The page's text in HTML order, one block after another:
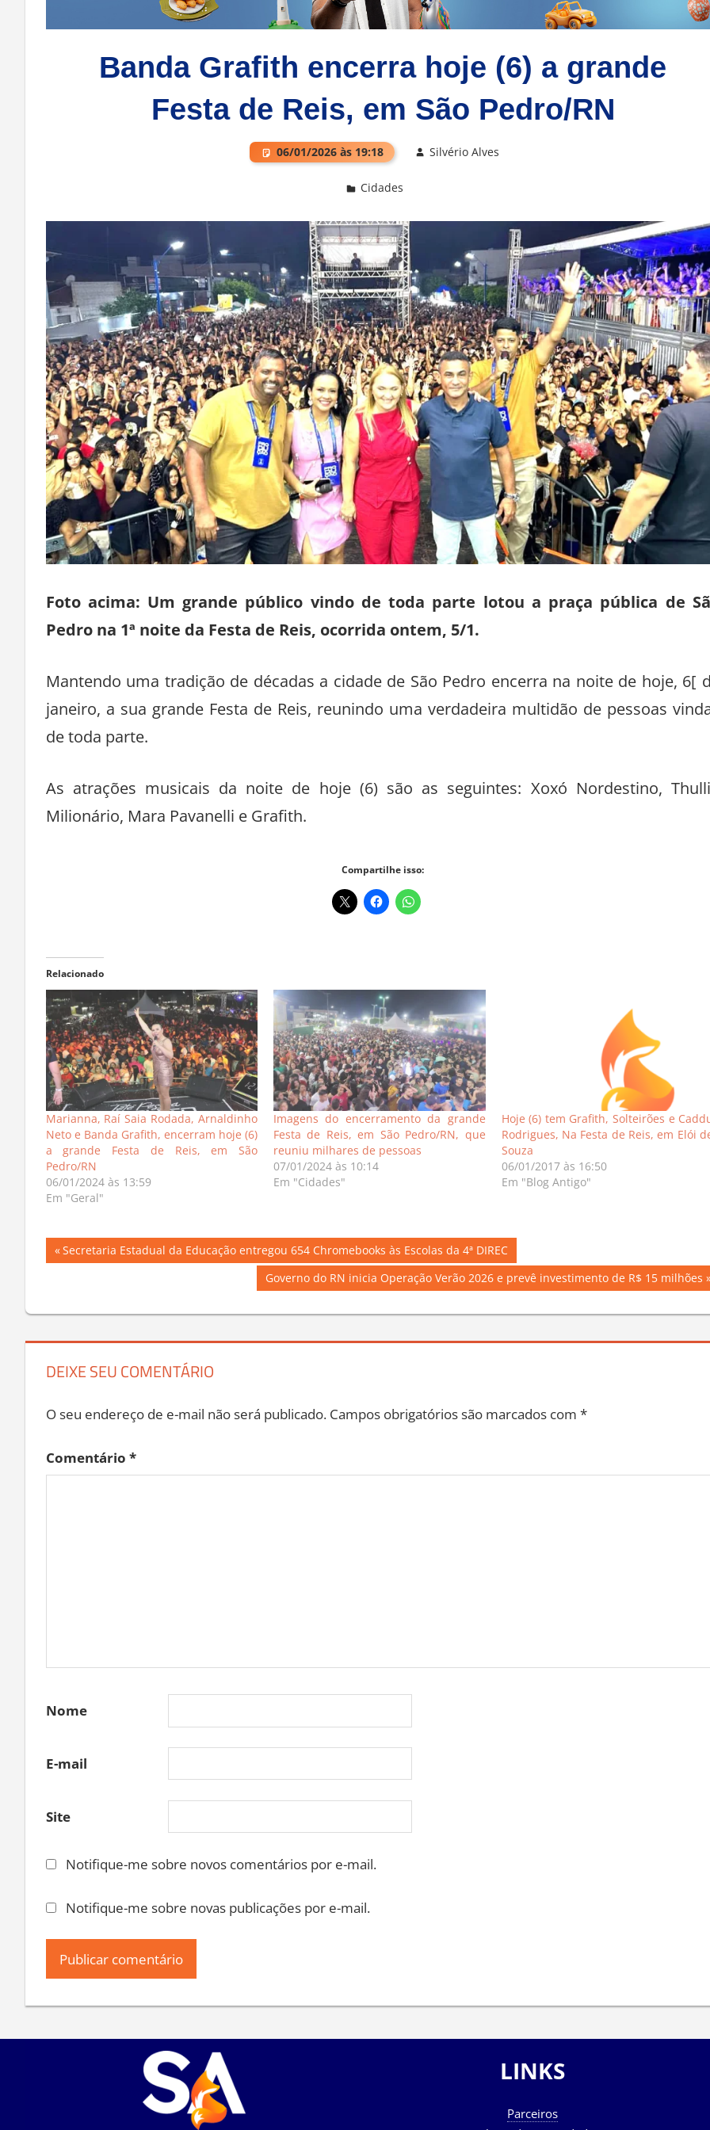
Banda Grafith encerra hoje (6) a grande
Festa de Reis, em São Pedro/RN
06/01/2026 às 19:18 Silvério Alves
Cidades
Foto acima: Um grande público vindo de toda parte lotou a praça pública de
Pedro na 1ª noite da Festa de Reis, ocorrida ontem, 5/1.
Mantendo uma tradição de décadas a cidade de São Pedro encerra na noite de hoje, 6[
janeiro, a sua grande Festa de Reis, reunindo uma verdadeira multidão de pessoas
de toda parte.
As atrações musicais da noite de hoje (6) são as seguintes: Xoxó Nordestino,
Milionário, Mara Pavanelli e Grafith.
Compartilhe isso:
Relacionado
Marianna, Raí Saia Rodada, Arnaldinho
Neto e Banda Grafith, encerram hoje (6)
a grande Festa de Reis, em São
Pedro/RN
06/01/2024 às 13:59
Em "Geral"
Imagens do encerramento da grande
Festa de Reis, em São Pedro/RN, que
reuniu milhares de pessoas
07/01/2024 às 10:14
Em "Cidades"
Hoje (6) tem Grafith, Solteirões e
Rodrigues, Na Festa de Reis, em Elói
Souza
06/01/2017 às 16:50
Em "Blog Antigo"
Navegação
Post
Previous
Post:
Secretaria Estadual da Educação entregou 654 Chromebooks às Escolas da 4ª DIREC
Next
Governo do RN inicia Operação Verão 2026 e prevê investimento de R$ 15 milhões
DEIXE SEU COMENTÁRIO
O seu endereço de e-mail não será publicado. Campos obrigatórios são marcados com *
Comentário *
Nome
E-mail
Site
Notifique-me sobre novos comentários por e-mail.
Notifique-me sobre novas publicações por e-mail.
LINKS
Parceiros